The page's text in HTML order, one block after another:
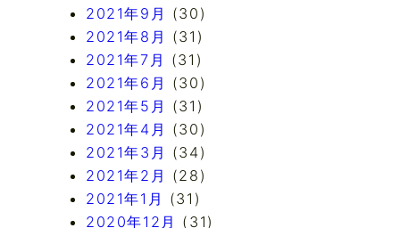
2021年9月 (30)
2021年8月 (31)
2021年7月 (31)
2021年6月 (30)
2021年5月 (31)
2021年4月 (30)
2021年3月 (34)
2021年2月 (28)
2021年1月 (31)
2020年12月 (31)